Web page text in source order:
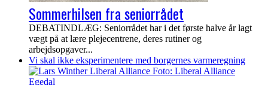
Sommerhilsen fra seniorrådet
DEBATINDLÆG: Seniorrådet har i det første halve år lagt
vægt på at lære plejecentrene, deres rutiner og
arbejdsopgaver...
Vi skal ikke eksperimentere med borgernes varmeregning